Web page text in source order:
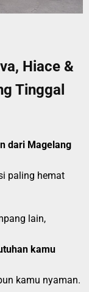
Hiace &
Tinggal
dari Magelang
paling hemat
lain,
kamu
kamu nyaman.